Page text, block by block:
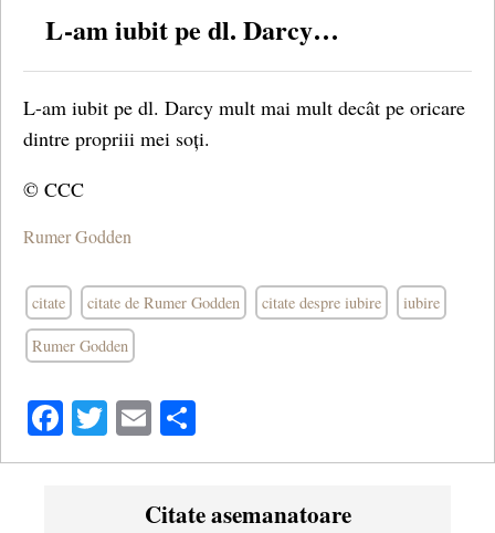
L-am iubit pe dl. Darcy…
L-am iubit pe dl. Darcy mult mai mult decât pe oricare
dintre propriii mei soți.
© CCC
Rumer Godden
citate citate de Rumer Godden citate despre iubire iubire
Rumer Godden
Facebook
Twitter
Email
Citate asemanatoare